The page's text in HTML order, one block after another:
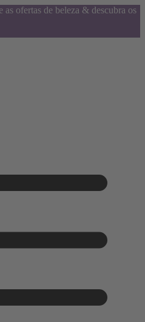
ofertas de beleza & descubra os